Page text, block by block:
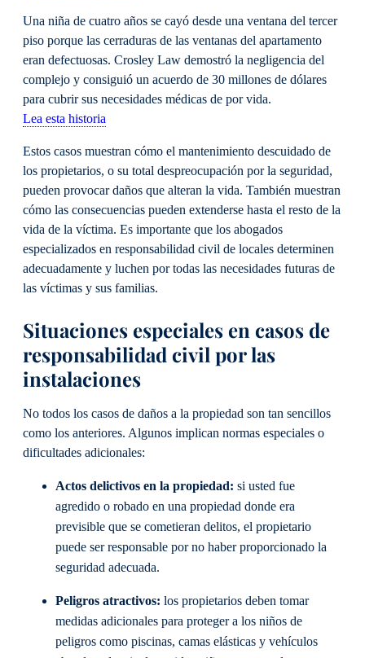
Una niña de cuatro años se cayó desde una ventana del tercer
piso porque las cerraduras de las ventanas del apartamento
eran defectuosas. Crosley Law demostró la negligencia del
complejo y consiguió un acuerdo de 30 millones de dólares
para cubrir sus necesidades médicas de por vida.
Lea esta historia
Estos casos muestran cómo el mantenimiento descuidado de
los propietarios, o su total despreocupación por la seguridad,
pueden provocar daños que alteran la vida. También muestran
cómo las consecuencias pueden extenderse hasta el resto de la
vida de la víctima. Es importante que los abogados
especializados en responsabilidad civil de locales determinen
adecuadamente y luchen por todas las necesidades futuras de
las víctimas y sus familias.
Situaciones especiales en casos de
responsabilidad civil por las
instalaciones
No todos los casos de daños a la propiedad son tan sencillos
como los anteriores. Algunos implican normas especiales o
dificultades adicionales:
Actos delictivos en la propiedad: si usted fue
agredido o robado en una propiedad donde era
previsible que se cometieran delitos, el propietario
puede ser responsable por no haber proporcionado la
seguridad adecuada.
Peligros atractivos: los propietarios deben tomar
medidas adicionales para proteger a los niños de
peligros como piscinas, camas elásticas y vehículos